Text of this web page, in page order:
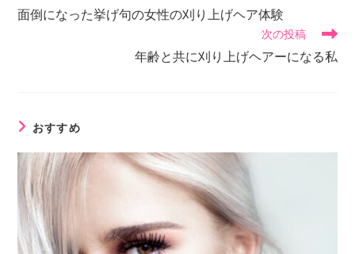
面倒になった挙げ句の女性の刈り上げヘア体験
次の投稿
年齢と共に刈り上げヘアーになる私
おすすめ